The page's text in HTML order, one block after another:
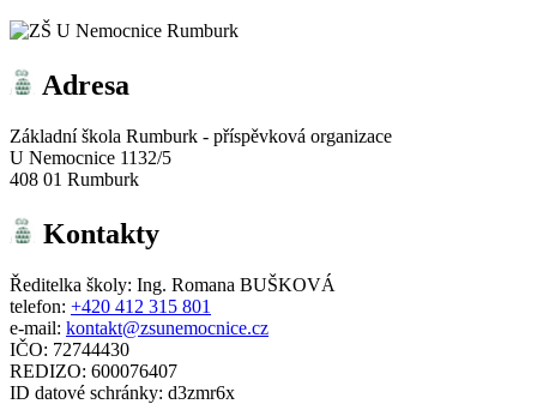
Adresa
Základní škola Rumburk - příspěvková organizace
U Nemocnice 1132/5
408 01 Rumburk
Kontakty
Ředitelka školy: Ing. Romana BUŠKOVÁ
telefon: +420 412 315 801
e-mail: kontakt@zsunemocnice.cz
IČO: 72744430
REDIZO: 600076407
ID datové schránky: d3zmr6x